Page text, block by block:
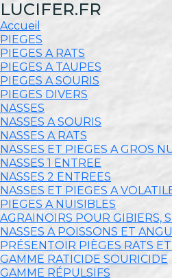
LUCIFER.FR
Accueil
PIEGES
PIEGES A RATS
PIEGES A TAUPES
PIEGES A SOURIS
PIEGES DIVERS
NASSES
NASSES A SOURIS
NASSES A RATS
NASSES ET PIEGES A GROS
NASSES 1 ENTREE
NASSES 2 ENTREES
NASSES ET PIEGES A
PIEGES A NUISIBLES
AGRAINOIRS POUR GIBIERS,
NASSES A POISSONS ET
PRÉSENTOIR PIÈGES RATS
GAMME RATICIDE SOURICIDE
GAMME RÉPULSIFS